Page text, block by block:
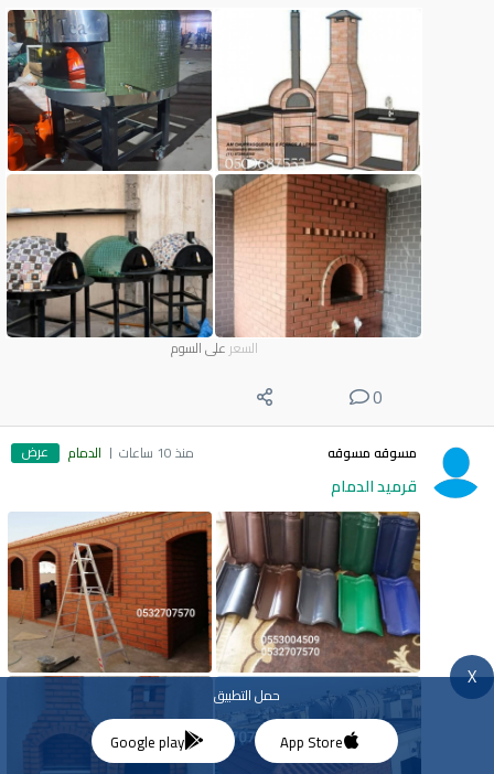
السعر على السوم
0
مسوقه مسوقه منذ 10 ساعات الدمام عرض
قرميد الدمام
X
حمل التطبيق
App Store
Google play